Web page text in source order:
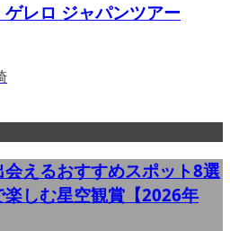
レロ ジャパンツアー
えるおすすめスポット8選
楽しむ星空観賞【2026年